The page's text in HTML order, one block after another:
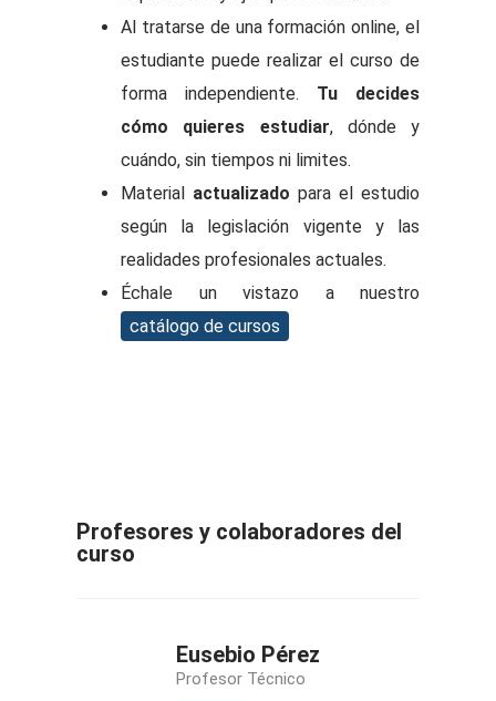
Al tratarse de una formación online, el
estudiante puede realizar el curso de
forma independiente. Tu decides
cómo quieres estudiar, dónde y
cuándo, sin tiempos ni limites.
Material actualizado para el estudio
según la legislación vigente y las
realidades profesionales actuales.
Échale un vistazo a nuestro
catálogo de cursos
Profesores y colaboradores del
curso
Eusebio Pérez
Profesor Técnico